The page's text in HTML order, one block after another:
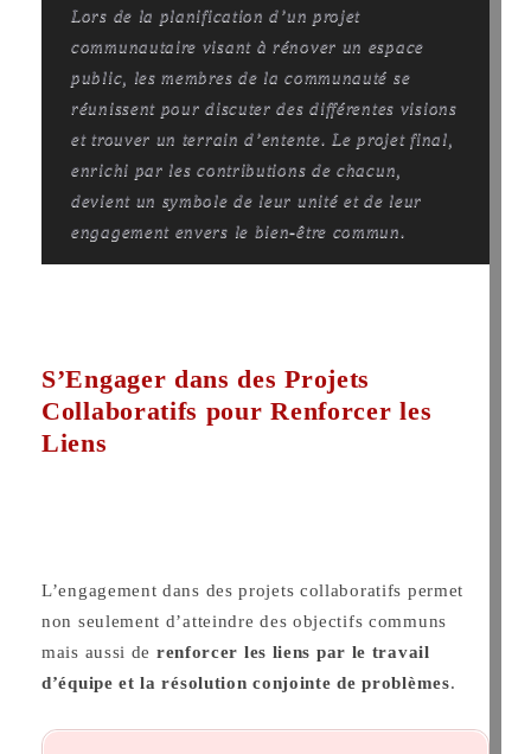
Lors de la planification d’un projet
communautaire visant à rénover un espace
public, les membres de la communauté se
réunissent pour discuter des différentes visions
et trouver un terrain d’entente. Le projet final,
enrichi par les contributions de chacun,
devient un symbole de leur unité et de leur
engagement envers le bien-être commun.
S’Engager dans des Projets
Collaboratifs pour Renforcer les
Liens
L’engagement dans des projets collaboratifs permet
non seulement d’atteindre des objectifs communs
mais aussi de renforcer les liens par le travail
d’équipe et la résolution conjointe de problèmes.